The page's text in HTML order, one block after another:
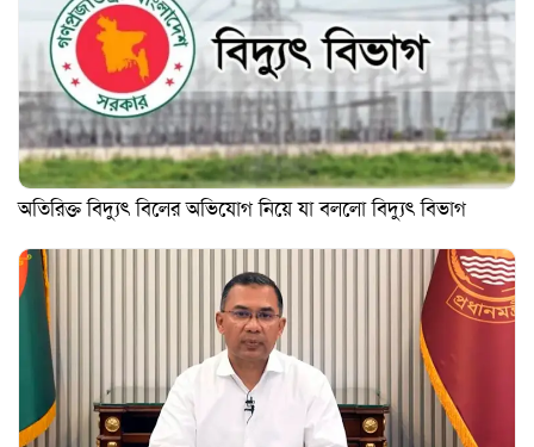
অতিরিক্ত বিদ্যুৎ বিলের অভিযোগ নিয়ে যা বললো বিদ্যুৎ বিভাগ